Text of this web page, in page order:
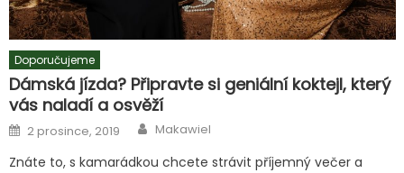
Doporučujeme
Dámská jízda? Připravte si geniální koktejl, který
vás naladí a osvěží
Posted
on
2 prosince, 2019 Author
Makawiel
Znáte to, s kamarádkou chcete strávit příjemný večer a